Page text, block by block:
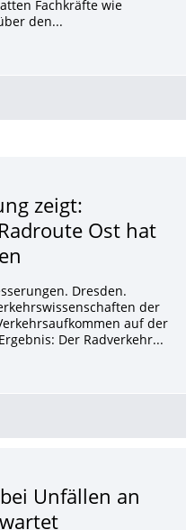
Fachkräfte wie
den...
gefährdet Demokratie -
zeigt:
Ost hat
Dresden.
der
auf der
Der Radverkehr...
zeigt: Radverkehr auf
Unfällen an